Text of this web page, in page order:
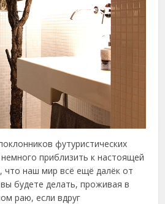
футуристических
приблизить к настоящей
что наш мир всё ещё далёк от
будете делать, проживая в
раю, если вдруг